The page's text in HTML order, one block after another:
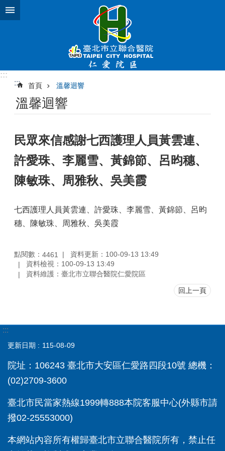
跳到主要內容區塊
:::
:::
首頁 溫馨迴響
溫馨迴響
民眾來信感謝七西護理人員黃雲連、
許愛珠、李麗雪、黃錦節、呂昀穗、
陳敏珠、周雅秋、吳美霞
七西護理人員黃雲連、許愛珠、李麗雪、黃錦節、呂昀
穗、陳敏珠、周雅秋、吳美霞
點閱數： 4461
資料更新：100-09-13 13:49
資料檢視：100-09-13 13:49
資料維護：臺北市立聯合醫院仁愛院區
回上一頁
:::
更新日期 115-08-09
院址：106243 臺北市大安區仁愛路四段10號 總機：
(02)2709-3600
臺北市民當家熱線1999轉888本院客服中心(外縣市請
撥02-25553000)
本網站內容所有權歸臺北市立聯合醫院所有，禁止任